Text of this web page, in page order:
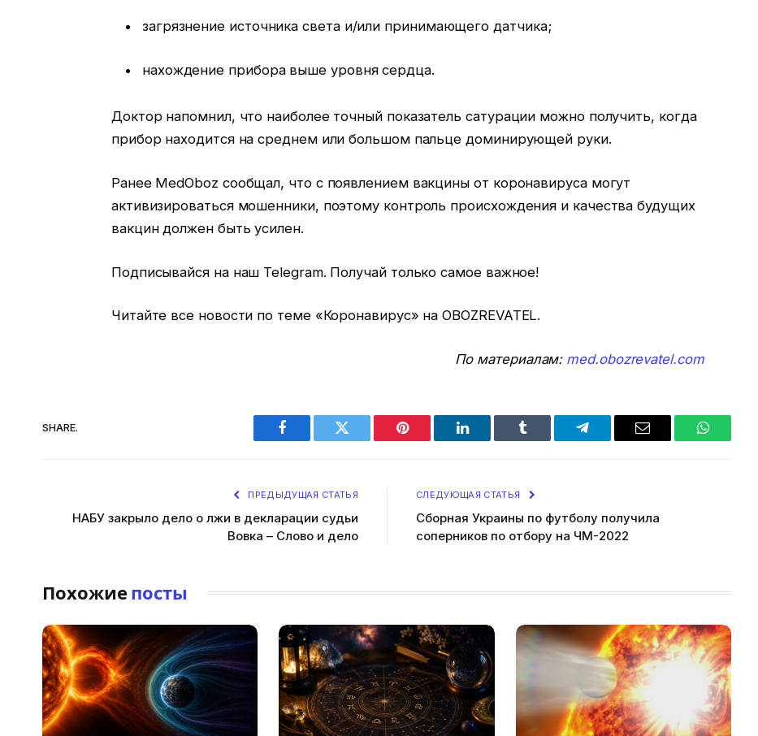
загрязнение источника света и/или принимающего датчика;
нахождение прибора выше уровня сердца.
Доктор напомнил, что наиболее точный показатель сатурации можно получить, когда
прибор находится на среднем или большом пальце доминирующей руки.
Ранее MedOboz сообщал, что с появлением вакцины от коронавируса могут
активизироваться мошенники, поэтому контроль происхождения и качества будущих
вакцин должен быть усилен.
Подписывайся на наш Telegram. Получай только самое важное!
Читайте все новости по теме «Коронавирус» на OBOZREVATEL.
По материалам: med.obozrevatel.com
SHARE.
Facebook Twitter Pinterest LinkedIn Tumblr Telegram Email WhatsApp
ПРЕДЫДУЩАЯ СТАТЬЯ
НАБУ закрыло дело о лжи в декларации судьи
Вовка – Слово и дело
СЛЕДУЮЩАЯ СТАТЬЯ
Сборная Украины по футболу получила
соперников по отбору на ЧМ-2022
Похожие посты